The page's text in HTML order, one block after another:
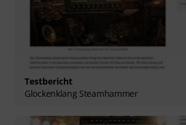
Testbericht
Glockenklang Steamhammer